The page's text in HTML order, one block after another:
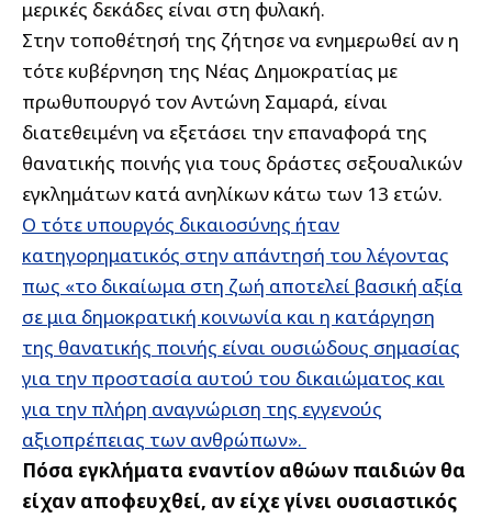
μερικές δεκάδες είναι στη φυλακή.
Στην τοποθέτησή της ζήτησε να ενημερωθεί αν η
τότε κυβέρνηση της Νέας Δημοκρατίας με
πρωθυπουργό τον Αντώνη Σαμαρά, είναι
διατεθειμένη να εξετάσει την επαναφορά της
θανατικής ποινής για τους δράστες σεξουαλικών
εγκλημάτων κατά ανηλίκων κάτω των 13 ετών.
Ο τότε υπουργός δικαιοσύνης ήταν
κατηγορηματικός στην απάντησή του λέγοντας
πως «το δικαίωμα στη ζωή αποτελεί βασική αξία
σε μια δημοκρατική κοινωνία και η κατάργηση
της θανατικής ποινής είναι ουσιώδους σημασίας
για την προστασία αυτού του δικαιώματος και
για την πλήρη αναγνώριση της εγγενούς
αξιοπρέπειας των ανθρώπων».
Πόσα εγκλήματα εναντίον αθώων παιδιών θα
είχαν αποφευχθεί, αν είχε γίνει ουσιαστικός